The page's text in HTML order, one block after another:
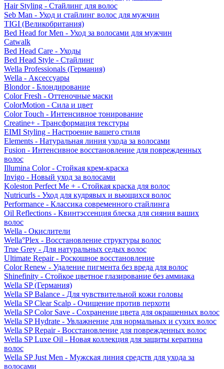
Hair Styling - Стайлинг для волос
Seb Man - Уход и стайлинг волос для мужчин
TIGI (Великобритания)
Bed Head for Men - Уход за волосами для мужчин
Catwalk
Bed Head Care - Уходы
Bed Head Style - Стайлинг
Wella Professionals (Германия)
Wella - Аксессуары
Blondor - Блондирование
Color Fresh - Оттеночные маски
ColorMotion - Сила и цвет
Color Touch - Интенсивное тонирование
Creatine+ - Трансформация текстуры
EIMI Styling - Настроение вашего стиля
Elements - Натуральная линия ухода за волосами
Fusion - Интенсивное восстановление для поврежденных
волос
Illumina Color - Стойкая крем-краска
Invigo - Новый уход за волосами
Koleston Perfect Me + - Стойкая краска для волос
Nutricurls - Уход для кудрявых и вьющихся волос
Performance - Классика современного стайлинга
Oil Reflections - Квинтэссенция блеска для сияния ваших
волос
Wella - Окислители
Wella°Plex - Восстановление структуры волос
True Grey - Для натуральных седых волос
Ultimate Repair - Роскошное восстановление
Color Renew - Удаление пигмента без вреда для волос
Shinefinity - Стойкое цветное глазирование без аммиака
Wella SP (Германия)
Wella SP Balance - Для чувствительной кожи головы
Wella SP Clear Scalp - Очищение против перхоти
Wella SP Color Save - Сохранение цвета для окрашенных волос
Wella SP Hydrate - Увлажнение для нормальных и сухих волос
Wella SP Repair - Восстановление для поврежденных волос
Wella SP Luxe Oil - Новая коллекция для защиты кератина
волос
Wella SP Just Men - Мужская линия средств для ухода за
волосами